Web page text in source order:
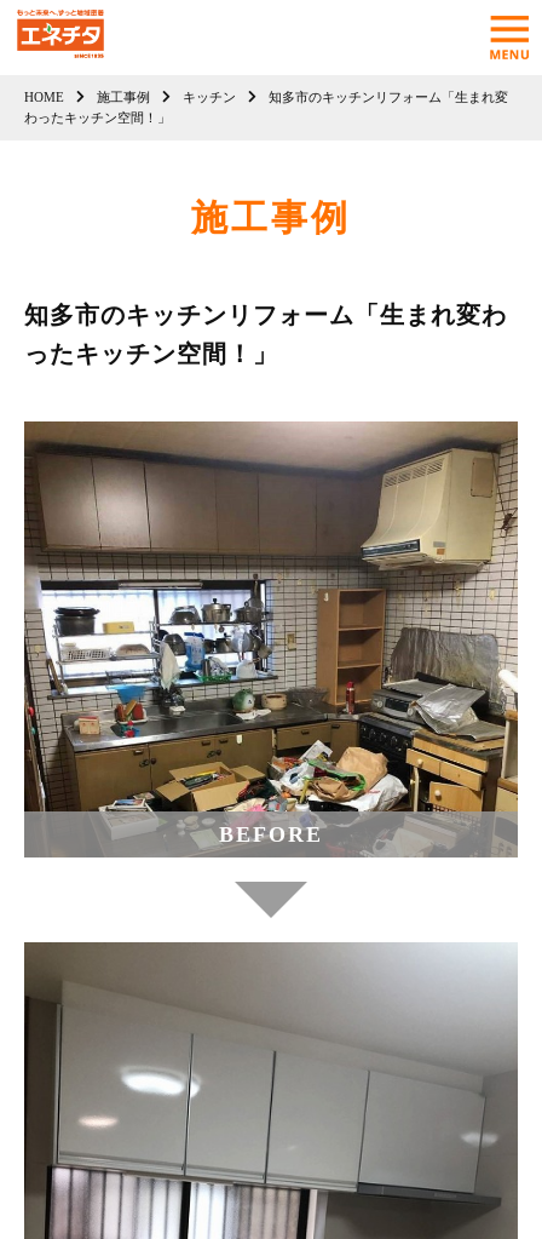
HOME 施工事例 キッチン
知多市のキッチンリフォーム「生まれ変
わったキッチン空間！」
施工事例
知多市のキッチンリフォーム「生まれ変わ
ったキッチン空間！」
BEFORE